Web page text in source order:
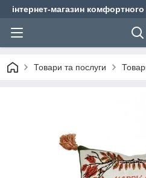
інтернет-магазин комфортного
Товари та послуги